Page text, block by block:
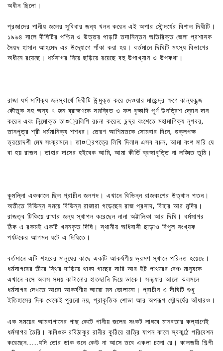
অধীন ছিলো।
প্রজাদের পানীয় জলের সুবিধার জন্য খনন করেন এই অপার সৌন্দর্যের বিশাল দিঘীটি।
১৯৬৪ সালে দীঘিটির পশ্চিম ও উত্তর পাড়টি তদানিন্তন অতিরিক্ত জেলা প্রশাসক
সৈয়দ হাসান আহমেদ এর উদ্যোগে পাঁকা করা হয়। বর্তমানে দিঘিটি মৎস্য বিভাগের
অধীনে রয়েছে। ধর্মসাগর নিয়ে ছড়িয়ে রয়েছে বহু উপাখ্যান ও উপকথা।
রাজা ধর্ম মাণিক্য জনস্বার্থে দিঘীটি উন্মুক্ত করে দেওয়ার মাহেন্দ্র ক্ষণে কান্যকুব্জ
কৌতুক সহ অন্য ৭ জন ব্রাহ্মণকে সমন্বিত ও ফল বৃক্ষাদি পূর্ণ উনত্রিশ দ্রোন দান
করেন এবং নিন্মোক্ত তা¤্রলিপি রচনা করেন: চন্দ্র বংশেতে মহামাণিক্য নৃপবর,
তানপুত্র শ্রী ধর্মমানিক্য শশধর। তেরশ আশিমতকে সোমবার দিনে, শুক্লপক্ষ
ত্রয়োদশী মেষ সংক্রমনে। তা¤্রপত্রে লিখি দিলাম এসব বচন, আমা বংশ মারি যে
বা হয় রাজন। তাহার দাসের হইবেক আমি, আমা কীর্তি ব্রহ্মাবৃত্তি না লঙ্ঘিত তুমি।
কুমল্লিা এককালে ছিল প্রাচীন জনপদ। এখানে বিভিন্ন রাজবংশের উত্থান পতন।
অতীতে বিভিন্ন সময়ে বিভিন্ন রাজারা গড়েছেন রাজ প্রসাদ, বিহার আর মন্দির।
রাজত্ব টিকিয়ে রাখার জন্য স্থাপন করেছেন নানা অট্টালিকা আর দিঘি। ধর্মসাগর
ঠিক এ রকমই একটি খননকৃত দিঘি। স্থানীয় অধিবাসী ছাড়াও বিপুল সংখ্যক
পর্যটকের আগমন ঘটে এ দিঘিতে।
বর্তমানে এটি শহরের মানুষের কাছে একটি আকর্ষণীয় ভ্রমণ স্থানে পরিনত হয়েছে।
ধর্মসাগরের তীরে স্থির দাড়িয়ে থাকা গাছের সারি আর ইট পাথরের বেঞ্চ মানুষকে
এখানে বসে অলস সময় কাটানোর হাতছানি দিয়ে ডাকে। সন্ধ্যার আলো ঝলমলে
ধর্মসাগর দেখতে আরো আকর্ষণীয় আরো মন ভোলানো। প্রাচীন এ দীঘিটি শুধু
ইতিহাসের দিক থেকেই পুরনো নয়, প্রাকৃতিক শোভা আর অপরূপ সৌন্দর্যের আঁধারও।
এক সময়ের আমবাগানের গাছ কেটে পানীয় জলের সংকট লাঘবে মানবতার কল্যাণেই
ধর্মসাগর তৈরি। কবিগুরু রবিঠাকুর রানীর কুঠিরে রাত্রি যাপন কালে স্বকন্ঠে পরিবেশন
করেছেন…….যদি তোর ডাক শুনে কেউ না আসে তবে একলা চলো রে। কালজয়ী শিল্পী